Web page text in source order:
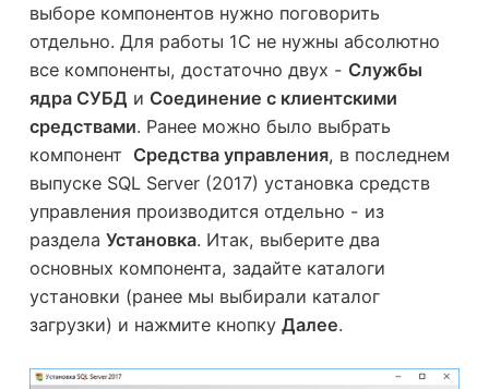
выборе компонентов нужно поговорить
отдельно. Для работы 1С не нужны абсолютно
все компоненты, достаточно двух - Службы
ядра СУБД и Соединение с клиентскими
средствами. Ранее можно было выбрать
компонент Средства управления, в последнем
выпуске SQL Server (2017) установка средств
управления производится отдельно - из
раздела Установка. Итак, выберите два
основных компонента, задайте каталоги
установки (ранее мы выбирали каталог
загрузки) и нажмите кнопку Далее.